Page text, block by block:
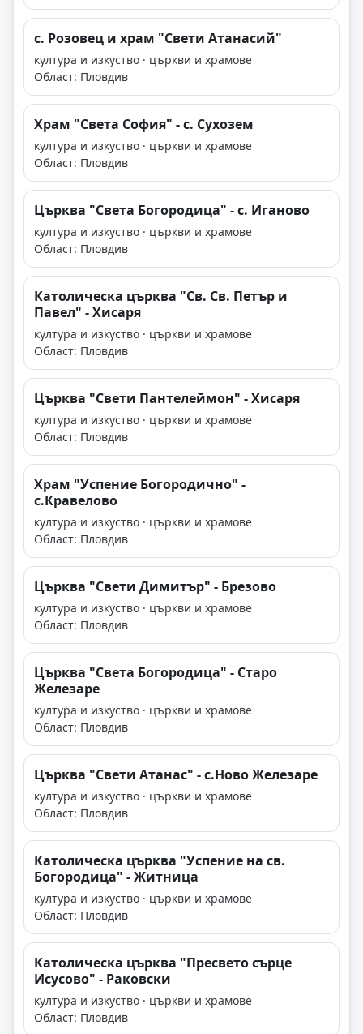
с. Розовец и храм "Свети Атанасий"
култура и изкуство · църкви и храмове
Област: Пловдив
Храм "Света София" - с. Сухозем
култура и изкуство · църкви и храмове
Област: Пловдив
Църква "Света Богородица" - с. Иганово
култура и изкуство · църкви и храмове
Област: Пловдив
Католическа църква "Св. Св. Петър и
Павел" - Хисаря
култура и изкуство · църкви и храмове
Област: Пловдив
Църква "Свети Пантелеймон" - Хисаря
култура и изкуство · църкви и храмове
Област: Пловдив
Храм "Успение Богородично" -
с.Кравелово
култура и изкуство · църкви и храмове
Област: Пловдив
Църква "Свети Димитър" - Брезово
култура и изкуство · църкви и храмове
Област: Пловдив
Църква "Света Богородица" - Старо
Железаре
култура и изкуство · църкви и храмове
Област: Пловдив
Църква "Свети Атанас" - с.Ново Железаре
култура и изкуство · църкви и храмове
Област: Пловдив
Католическа църква "Успение на св.
Богородица" - Житница
култура и изкуство · църкви и храмове
Област: Пловдив
Католическа църква "Пресвето сърце
Исусово" - Раковски
култура и изкуство · църкви и храмове
Област: Пловдив